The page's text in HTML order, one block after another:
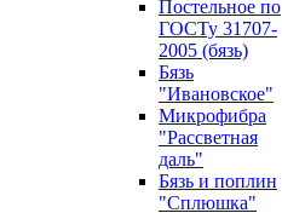
Постельное по
ГОСТу 31707-
2005 (бязь)
Бязь
"Ивановское"
Микрофибра
"Рассветная
даль"
Бязь и поплин
"Сплюшка"